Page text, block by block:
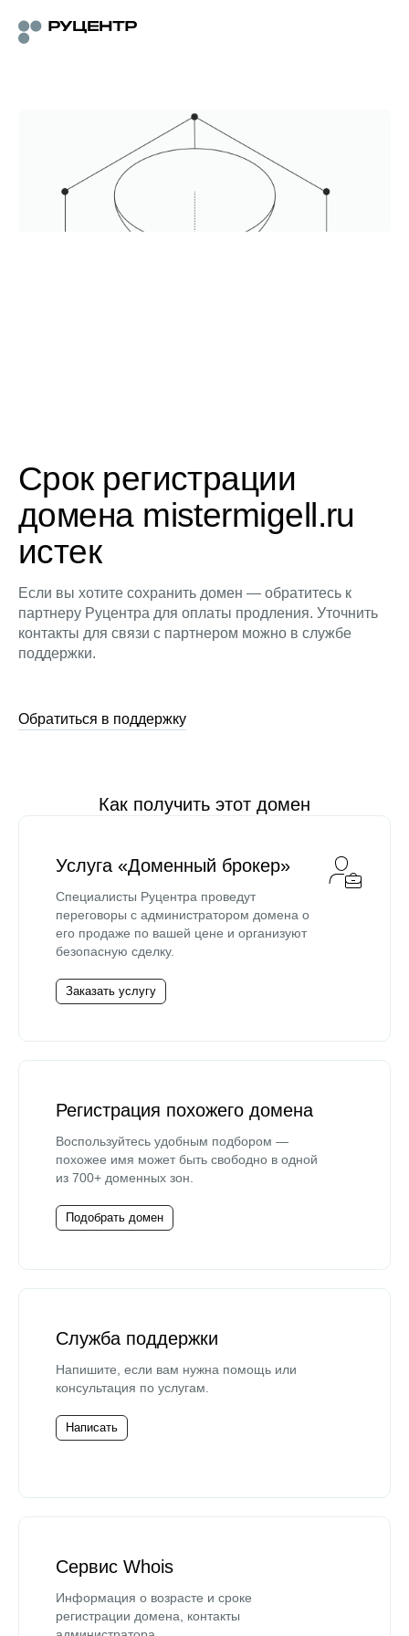
Срок регистрации
домена mistermigell.ru
истек
Если вы хотите сохранить домен — обратитесь к
партнеру Руцентра для оплаты продления. Уточнить
контакты для связи с партнером можно в службе
поддержки.
Обратиться в поддержку
Как получить этот домен
Услуга «Доменный брокер»
Специалисты Руцентра проведут
переговоры с администратором домена о
его продаже по вашей цене и организуют
безопасную сделку.
Заказать услугу
Регистрация похожего домена
Воспользуйтесь удобным подбором —
похожее имя может быть свободно в одной
из 700+ доменных зон.
Подобрать домен
Служба поддержки
Напишите, если вам нужна помощь или
консультация по услугам.
Написать
Сервис Whois
Информация о возрасте и сроке
регистрации домена, контакты